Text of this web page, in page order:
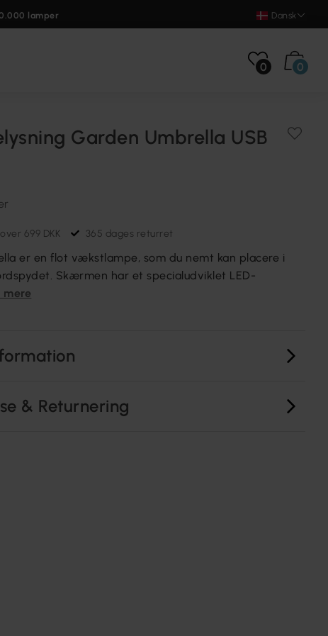
lamper Dansk
0 0
Garden Umbrella USB
699 DKK 365 dages returret
er en flot vækstlampe, som du nemt kan placere i
Skærmen har et specialudviklet LED-
mere
& Returnering